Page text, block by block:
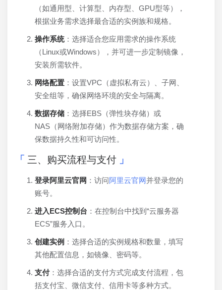
（如通用型、计算型、内存型、GPU型等），
根据业务需求选择最合适的实例族和规格。
操作系统：选择适合您应用需求的操作系统
（Linux或Windows），并可进一步定制镜像，
安装所需软件。
网络配置 ：设置VPC（虚拟私有云）、子网、
安全组等，确保网络环境的安全与隔离。
数据存储 ：选择EBS（弹性块存储）或
NAS（网络附加存储）作为数据存储方案，确
保数据持久性和可访问性。
三、购买流程与支付
登录阿里云官网 ：访问阿里云官网并登录您的
账号。
进入ECS控制台 ：在控制台中找到“云服务器
ECS”服务入口。
创建实例 ：选择合适的实例规格和数量，填写
其他配置信息，如镜像、密码等。
支付：选择合适的支付方式完成支付流程，包
括支付宝、微信支付、信用卡等多种方式。